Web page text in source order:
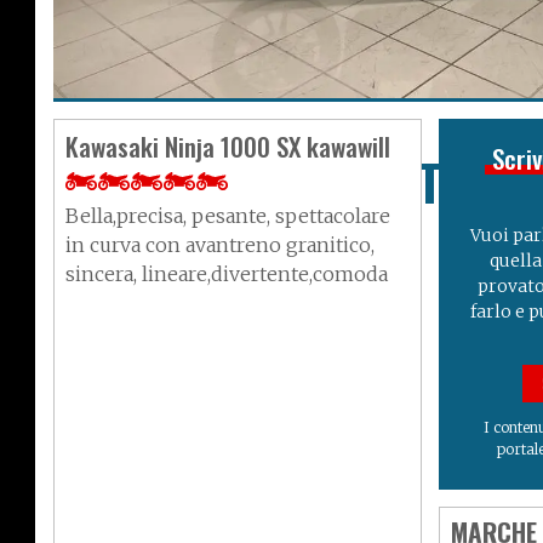
Sym Symphony ST
Kawasaki Ninja 1000 SX kawawill
Bella,precisa, pesante, spettacolare
in curva con avantreno granitico,
sincera, lineare,divertente,comoda
Vuoi
farlo e
I